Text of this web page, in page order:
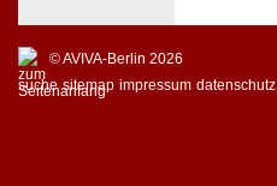
© AVIVA-Berlin 2026
suche sitemap impressum datenschutz